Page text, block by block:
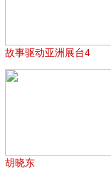
故事驱动亚洲展台4
胡晓东